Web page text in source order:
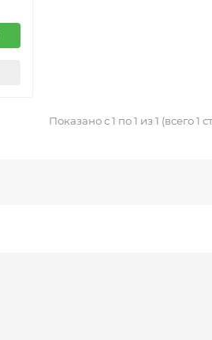
Показано с 1 по 1 из 1 (всего 1